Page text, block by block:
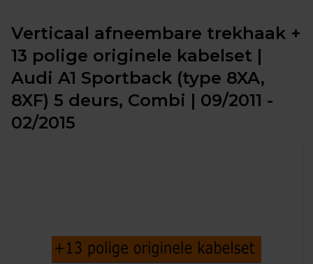
Verticaal afneembare trekhaak +
13 polige originele kabelset |
Audi A1 Sportback (type 8XA,
8XF) 5 deurs, Combi | 09/2011 -
02/2015